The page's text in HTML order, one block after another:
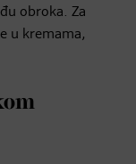
obroka. Za
u kremama,